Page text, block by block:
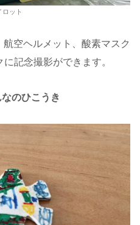
ット
空ヘルメット、酸素マスク
記念撮影ができます。
のひこうき